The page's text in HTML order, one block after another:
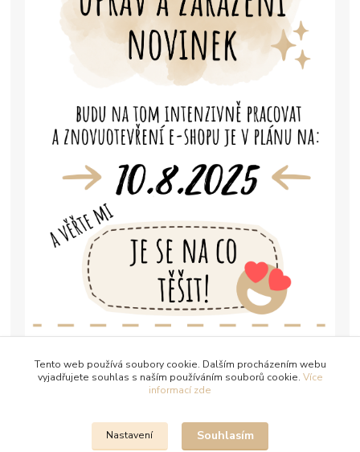
Tento web používá soubory cookie. Dalším procházením webu
vyjadřujete souhlas s naším používáním souborů cookie. Více
informací zde
Nastavení Souhlasím